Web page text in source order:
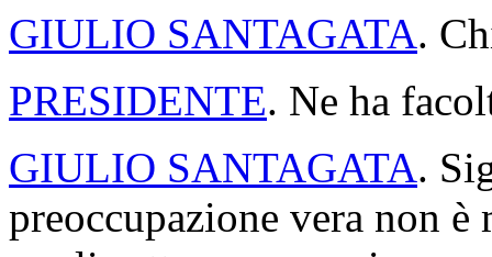
GIULIO SANTAGATA.
PRESIDENTE. Ne ha
GIULIO SANTAGATA.
preoccupazione vera non